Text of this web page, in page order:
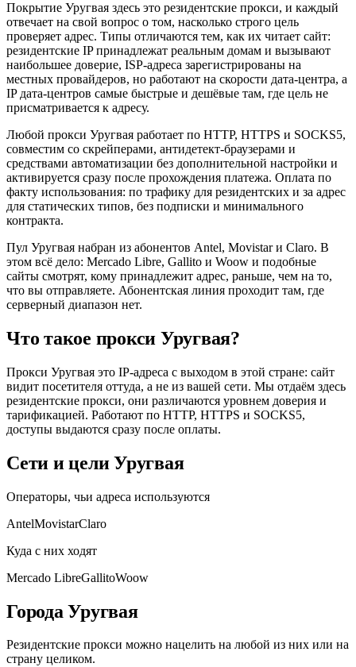
Покрытие Уругвая здесь это резидентские прокси, и каждый
отвечает на свой вопрос о том, насколько строго цель
проверяет адрес. Типы отличаются тем, как их читает сайт:
резидентские IP принадлежат реальным домам и вызывают
наибольшее доверие, ISP-адреса зарегистрированы на
местных провайдеров, но работают на скорости дата-центра, а
IP дата-центров самые быстрые и дешёвые там, где цель не
присматривается к адресу.
Любой прокси Уругвая работает по HTTP, HTTPS и SOCKS5,
совместим со скрейперами, антидетект-браузерами и
средствами автоматизации без дополнительной настройки и
активируется сразу после прохождения платежа. Оплата по
факту использования: по трафику для резидентских и за адрес
для статических типов, без подписки и минимального
контракта.
Пул Уругвая набран из абонентов Antel, Movistar и Claro. В
этом всё дело: Mercado Libre, Gallito и Woow и подобные
сайты смотрят, кому принадлежит адрес, раньше, чем на то,
что вы отправляете. Абонентская линия проходит там, где
серверный диапазон нет.
Что такое прокси Уругвая?
Прокси Уругвая это IP-адреса с выходом в этой стране: сайт
видит посетителя оттуда, а не из вашей сети. Мы отдаём здесь
резидентские прокси, они различаются уровнем доверия и
тарификацией. Работают по HTTP, HTTPS и SOCKS5,
доступы выдаются сразу после оплаты.
Сети и цели Уругвая
Операторы, чьи адреса используются
AntelMovistarClaro
Куда с них ходят
Mercado LibreGallitoWoow
Города Уругвая
Резидентские прокси можно нацелить на любой из них или на
страну целиком.